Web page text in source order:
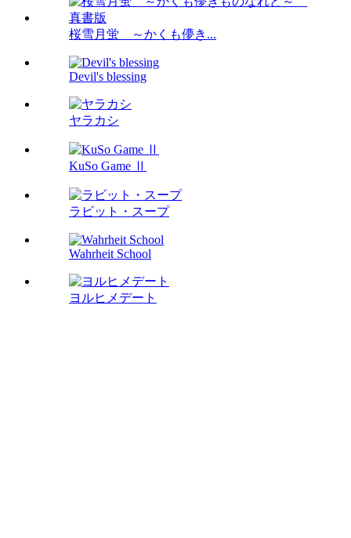
桜雪月蛍 ～かくも儚き...
Devil's blessing
ヤラカシ
KuSo Game Ⅱ
ラビット・スープ
Wahrheit School
ヨルヒメデート